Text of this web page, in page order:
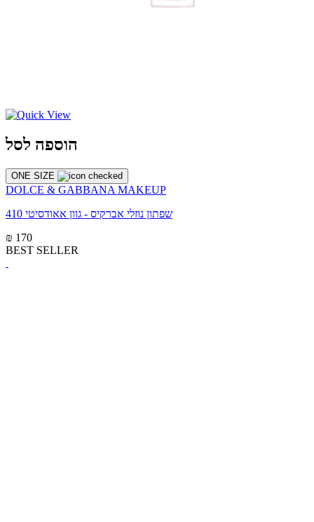
הוספה לסל
ONE SIZE
DOLCE & GABBANA MAKEUP
שפתון נוזלי אברקיס - גוון אאודסיטי 410
₪ 170
BEST SELLER